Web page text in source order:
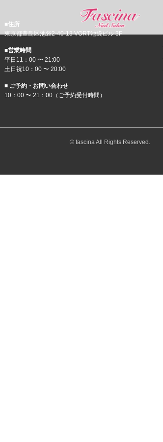
■住所
東京都豊島区池袋2-40-13 VORT池袋ビル 3F
■営業時間
平日11：00 〜 21:00
土日祝10：00 〜 20:00
■ ご予約・お問い合わせ
10：00 〜 21：00（ご予約受付時間）
© fascina All Rights Reserved.